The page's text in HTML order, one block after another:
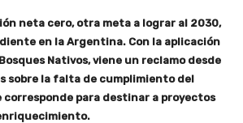
neta cero, otra meta a lograr al 2030,
en la Argentina. Con la aplicación
Nativos, viene un reclamo desde
sobre la falta de cumplimiento del
para destinar a proyectos